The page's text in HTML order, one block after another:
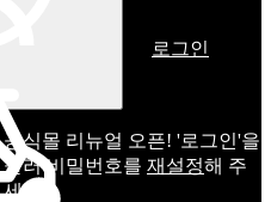
공식몰 리뉴얼 오픈! '로그인'을
눌러 비밀번호를 재설정해 주
세요.
로그인